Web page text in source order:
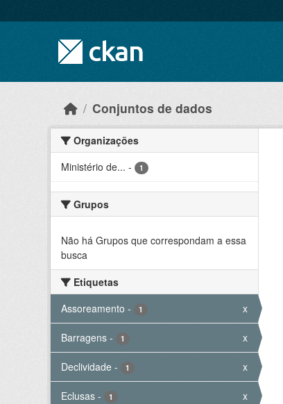
Conjuntos de dados
Organizações
Ministério de... - 1
Grupos
Não há Grupos que correspondam a essa
busca
Etiquetas
Assoreamento - 1 x
Barragens - 1 x
Declividade - 1 x
Eclusas - 1 x